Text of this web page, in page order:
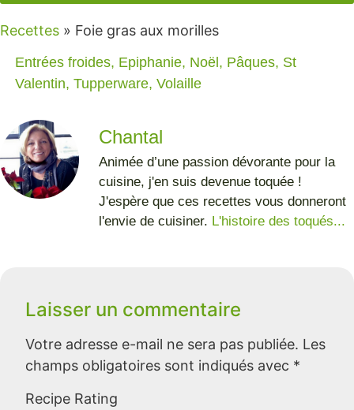
Recettes » Foie gras aux morilles
Entrées froides, Epiphanie, Noël , Pâques, St
Valentin, Tupperware, Volaille
Chantal
Animée d’une passion dévorante pour la
cuisine, j'en suis devenue toquée !
J'espère que ces recettes vous donneront
l'envie de cuisiner. L'histoire des toqués...
Laisser un commentaire
Votre adresse e-mail ne sera pas publiée. Les
champs obligatoires sont indiqués avec *
Recipe Rating